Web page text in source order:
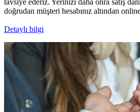
tavsiye ederiz. Yerinizi daha onra satış
doğrudan müşteri hesabınız altından
Detaylı bilgi